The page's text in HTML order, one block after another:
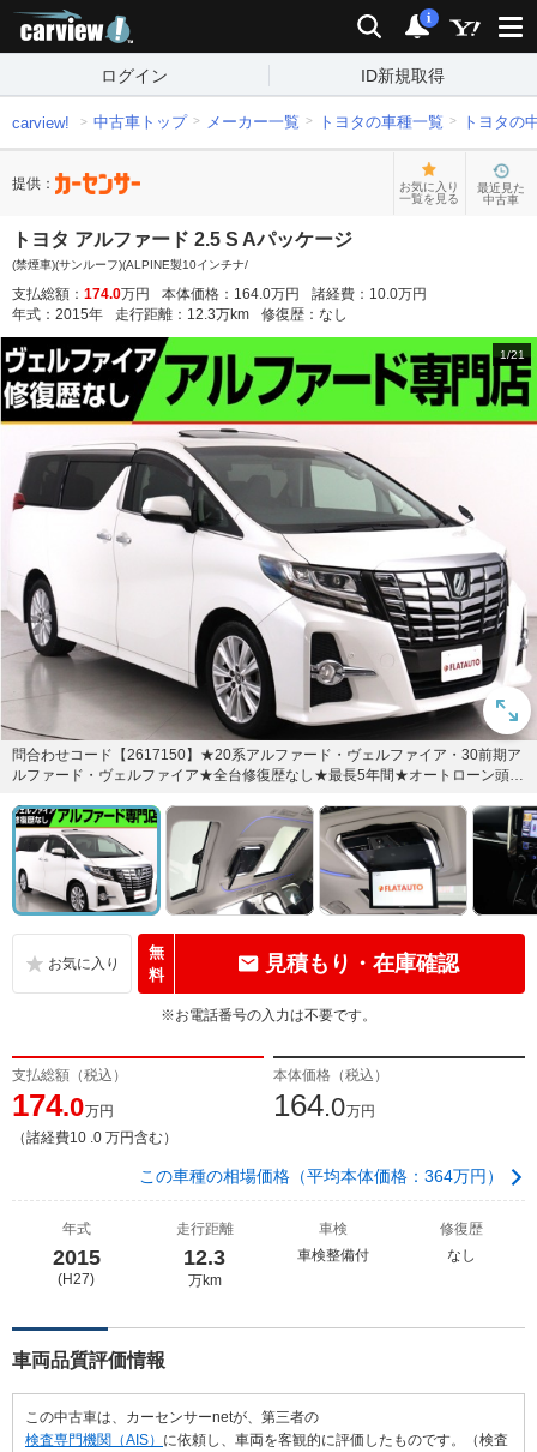
検索 通知
i
ログイン ID新規取得
carview! 中古車トップ メーカー一覧 トヨタの車種一覧 トヨタの
提供：
お気に入り
一覧を見る
最近見た
中古車
トヨタ アルファード 2.5 S Aパッケージ
(禁煙車)(サンルーフ)(ALPINE製10インチナ/
支払総額： 174.0万円 本体価格： 164.0万円 諸経費： 10.0万円
年式： 2015年 走行距離： 12.3万km 修復歴： なし
1/21
問合わせコード【2617150】★20系アルファード・ヴェルファイア・30前期ア
ルファード・ヴェルファイア★全台修復歴なし★最長5年間★オートローン頭金
無
料
見積もり・在庫確認
※お電話番号の入力は不要です。
支払総額（税込）
174.0万円
（諸経費10 .0 万円含む）
本体価格（税込）
164.0万円
この車種の相場価格（平均本体価格：364万円）
年式
2015
(H27)
走行距離
12.3
万km
車検
車検整備付
修復歴
なし
車両品質評価情報
この中古車は、カーセンサーnetが、第三者の
検査専門機関（AIS） に依頼し、車両を客観的に評価したものです。（検査